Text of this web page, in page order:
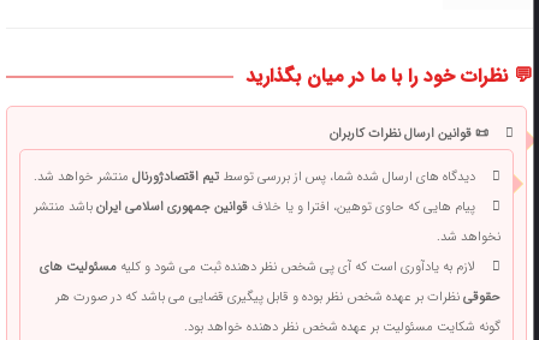
💬 نظرات خود را با ما در میان بگذارید
📜 قوانین ارسال نظرات کاربران
دیدگاه های ارسال شده شما، پس از بررسی توسطتیم اقتصادژورنالمنتشر خواهد شد.
پیام هایی که حاوی توهین، افترا و یا خلافقوانین جمهوری اسلامی ایرانباشد منتشر
نخواهد شد.
لازم به یادآوری است که آی پی شخص نظر دهنده ثبت می شود و کلیهمسئولیت های
حقوقینظرات بر عهده شخص نظر بوده و قابل پیگیری قضایی می باشد که در صورت هر
گونه شکایت مسئولیت بر عهده شخص نظر دهنده خواهد بود.